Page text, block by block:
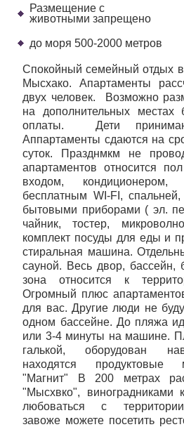
Размещение с
животными запрещено
до моря 500-2000 метров
Спокойный семейный отдых
Мысхако. Апартаменты
двух человек. Возможно
на дополнительных местах
оплаты. Дети
Аппартаменты сдаются на
суток. Празднмкм не
апартаментов относится
входом, кондиционером,
бесплатным WI-FI,
бытовыми приборами ( эл.
чайник, тостер,
комплект посуды для еды и
стиральная машина.
сауной. Весь двор, бассейн,
зона относится к
Огромный плюс
для вас. Другие люди не
одном бассейне. До пляжа
или 3-4 минуты на машине.
галькой, оборудован
находятся продуктовые
"Магнит" В 200 метрах
"Мысхвко", виноградниками
любоваться с
завоже можете посетить